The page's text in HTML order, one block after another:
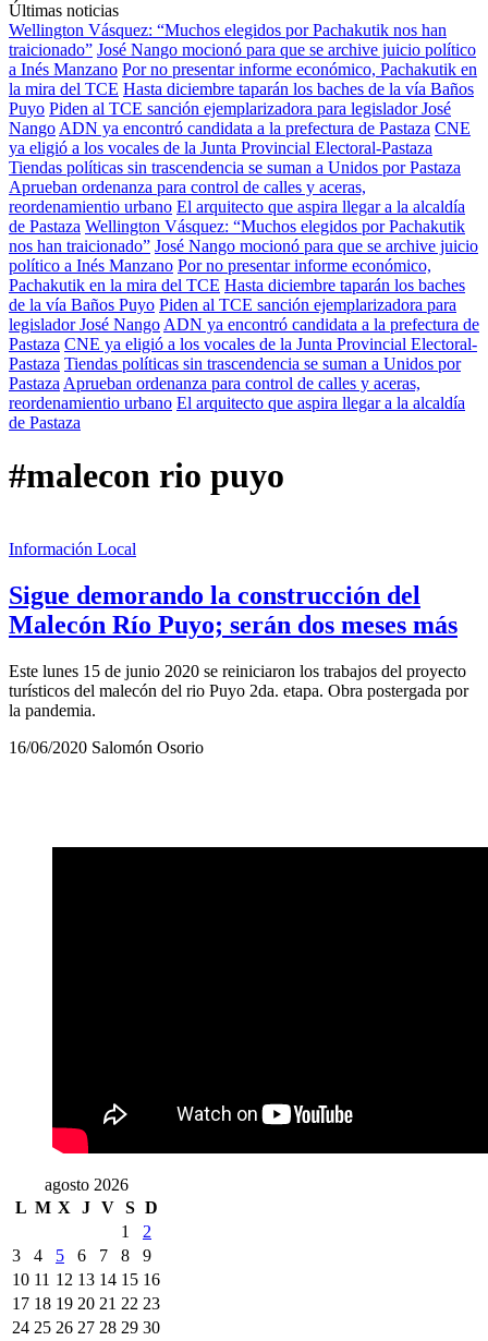
Últimas noticias
Wellington Vásquez: “Muchos elegidos por Pachakutik nos han
traicionado” José Nango mocionó para que se archive juicio político
a Inés Manzano Por no presentar informe económico, Pachakutik en
la mira del TCE Hasta diciembre taparán los baches de la vía Baños
Puyo Piden al TCE sanción ejemplarizadora para legislador José
Nango ADN ya encontró candidata a la prefectura de Pastaza CNE
ya eligió a los vocales de la Junta Provincial Electoral-Pastaza
Tiendas políticas sin trascendencia se suman a Unidos por Pastaza
Aprueban ordenanza para control de calles y aceras,
reordenamientio urbano El arquitecto que aspira llegar a la alcaldía
de Pastaza Wellington Vásquez: “Muchos elegidos por Pachakutik
nos han traicionado” José Nango mocionó para que se archive juicio
político a Inés Manzano Por no presentar informe económico,
Pachakutik en la mira del TCE Hasta diciembre taparán los baches
de la vía Baños Puyo Piden al TCE sanción ejemplarizadora para
legislador José Nango ADN ya encontró candidata a la prefectura de
Pastaza CNE ya eligió a los vocales de la Junta Provincial Electoral-
Pastaza Tiendas políticas sin trascendencia se suman a Unidos por
Pastaza Aprueban ordenanza para control de calles y aceras,
reordenamientio urbano El arquitecto que aspira llegar a la alcaldía
de Pastaza
#malecon rio puyo
Información Local
Sigue demorando la construcción del
Malecón Río Puyo; serán dos meses más
Este lunes 15 de junio 2020 se reiniciaron los trabajos del proyecto
turísticos del malecón del rio Puyo 2da. etapa. Obra postergada por
la pandemia.
16/06/2020 Salomón Osorio
agosto 2026
L M X J V S D
1
2
3
4 5 6 7 8
9
10 11 12 13 14 15 16
17 18 19 20 21 22 23
24 25 26 27 28 29 30